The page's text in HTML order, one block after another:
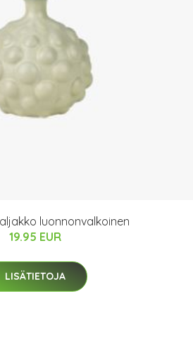
luonnonvalkoinen
19.95 EUR
LISÄTIETOJA